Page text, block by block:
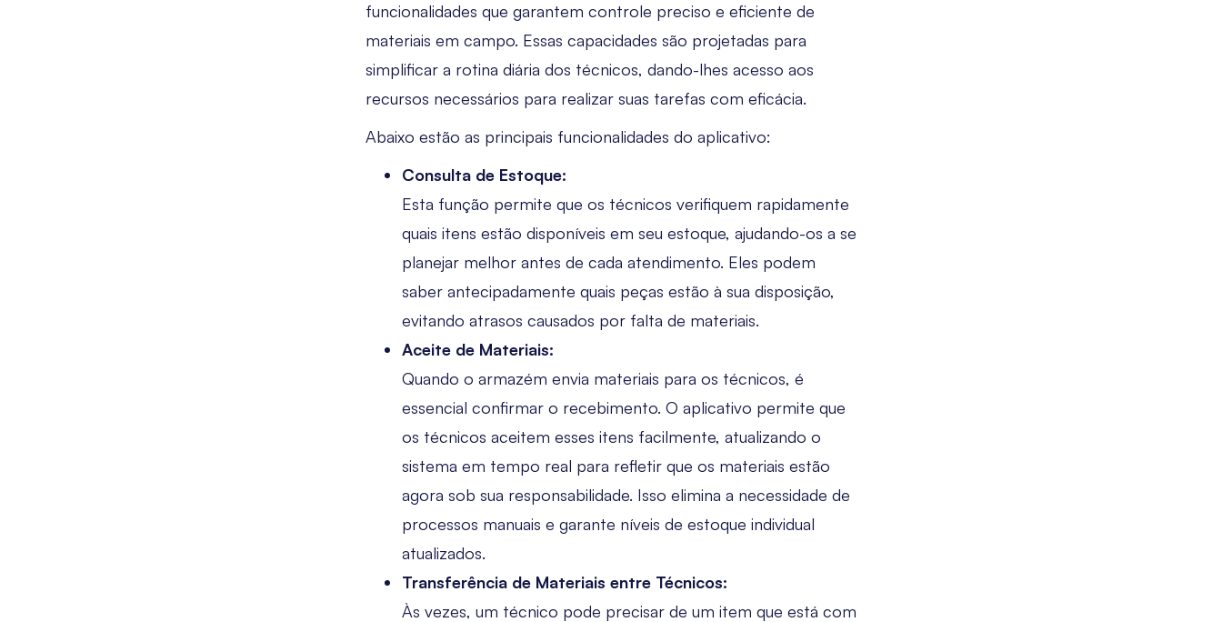
funcionalidades que garantem controle preciso e eficiente de
materiais em campo. Essas capacidades são projetadas para
simplificar a rotina diária dos técnicos, dando-lhes acesso aos
recursos necessários para realizar suas tarefas com eficácia.
Abaixo estão as principais funcionalidades do aplicativo:
Consulta de Estoque:
Esta função permite que os técnicos verifiquem rapidamente
quais itens estão disponíveis em seu estoque, ajudando-os a se
planejar melhor antes de cada atendimento. Eles podem
saber antecipadamente quais peças estão à sua disposição,
evitando atrasos causados por falta de materiais.
Aceite de Materiais:
Quando o armazém envia materiais para os técnicos, é
essencial confirmar o recebimento. O aplicativo permite que
os técnicos aceitem esses itens facilmente, atualizando o
sistema em tempo real para refletir que os materiais estão
agora sob sua responsabilidade. Isso elimina a necessidade de
processos manuais e garante níveis de estoque individual
atualizados.
Transferência de Materiais entre Técnicos:
Às vezes, um técnico pode precisar de um item que está com